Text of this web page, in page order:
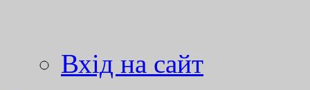
Вхід на сайт